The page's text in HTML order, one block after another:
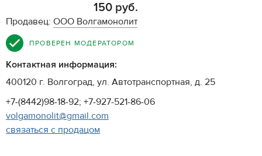
150 руб.
Продавец: ООО Волгамонолит
ПРОВЕРЕН МОДЕРАТОРОМ
Контактная информация:
400120 г. Волгоград, ул. Автотранспортная, д. 25
+7-(8442)98-18-92; +7-927-521-86-06
volgamonolit@gmail.com
связаться с продацом